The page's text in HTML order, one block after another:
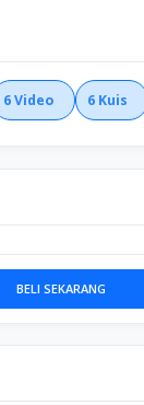
6Video 6 Kuis
BELI SEKARANG